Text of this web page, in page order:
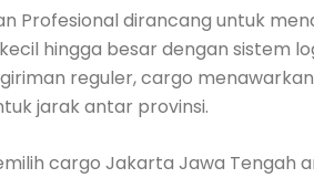
Profesional dirancang untuk
hingga besar dengan sistem
reguler, cargo
jarak antar provinsi.
cargo Jakarta Jawa Tengah